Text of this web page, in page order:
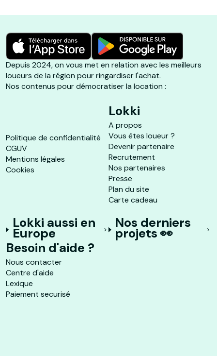
Depuis 2024, on vous met en relation avec les meilleurs
loueurs de la région pour ringardiser l'achat.
Nos contenus pour démocratiser la location :
Politique de confidentialité
CGUV
Mentions légales
Cookies
Lokki
A propos
Vous êtes loueur ?
Devenir partenaire
Recrutement
Nos partenaires
Presse
Plan du site
Carte cadeau
Lokki aussi en
Europe
Nos derniers
projets 👀
Besoin d'aide ?
Nous contacter
Centre d'aide
Lexique
Paiement securisé